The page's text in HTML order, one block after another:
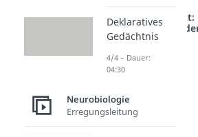
Studyflix vernetzt:
einem
Deklaratives
Gedächtnis
4/4 – Dauer:
04:30
Neurobiologie
Erregungsleitung